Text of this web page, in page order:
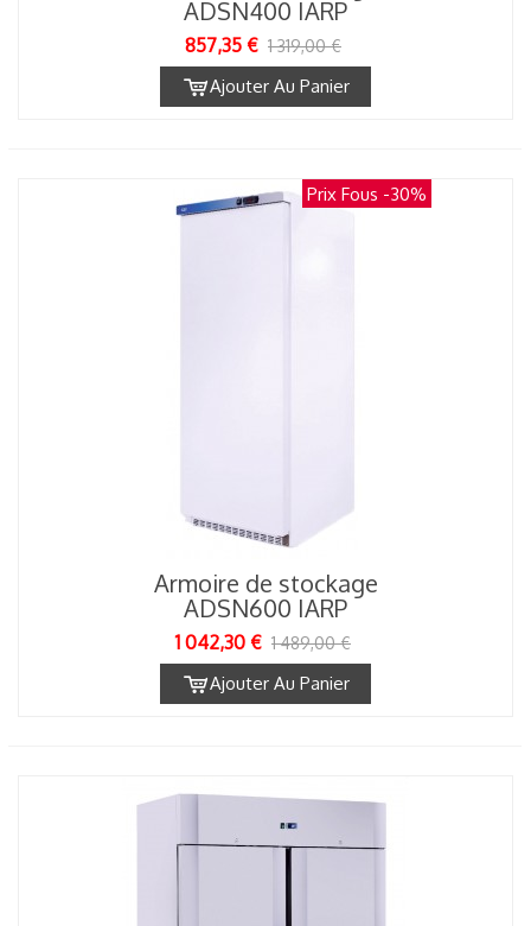
ADSN400 IARP
857,35 € 1 319,00 €
Ajouter Au Panier
Prix Fous -30%
Armoire de stockage
ADSN600 IARP
1 042,30 € 1 489,00 €
Ajouter Au Panier